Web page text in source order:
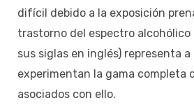
difícil debido a la exposición
trastorno del espectro alcohólico
sus siglas en inglés) representa
experimentan la gama completa
asociados con ello.